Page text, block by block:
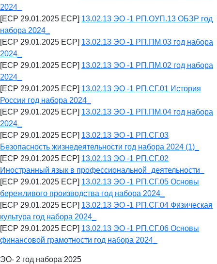
2024_
[ECP 29.01.2025 ECP] 13.02.13 ЭО -1 РП.ОУП.13 ОБЗР год
набора 2024_
[ECP 29.01.2025 ECP] 13.02.13 ЭО -1 РП.ПМ.03 год набора
2024_
[ECP 29.01.2025 ECP] 13.02.13 ЭО -1 РП.ПМ.02 год набора
2024_
[ECP 29.01.2025 ECP] 13.02.13 ЭО -1 РП.СГ.01 История
России год набора 2024_
[ECP 29.01.2025 ECP] 13.02.13 ЭО -1 РП.ПМ.04 год набора
2024_
[ECP 29.01.2025 ECP] 13.02.13 ЭО -1 РП.СГ.03
Безопасность жизнедеятельности год набора 2024 (1)_
[ECP 29.01.2025 ECP] 13.02.13 ЭО -1 РП.СГ.02
Иностранный язык в профессиональной_деятельности_
[ECP 29.01.2025 ECP] 13.02.13 ЭО -1 РП.СГ.05 Основы
бережливого производства год набора 2024_
[ECP 29.01.2025 ECP] 13.02.13 ЭО -1 РП.СГ.04 Физическая
культура год набора 2024_
[ECP 29.01.2025 ECP] 13.02.13 ЭО -1 РП.СГ.06 Основы
финансовой грамотности год набора 2024_
ЭО- 2 год набора 2025